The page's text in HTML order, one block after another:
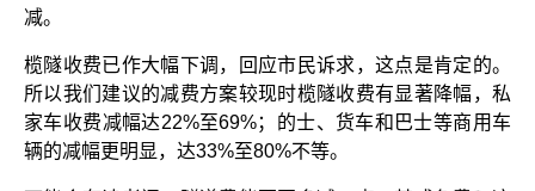
减。
榄隧收费已作大幅下调，回应市民诉求，这点是肯定的。
所以我们建议的减费方案较现时榄隧收费有显著降幅，私
家车收费减幅达22%至69%；的士、货车和巴士等商用车
辆的减幅更明显，达33%至80%不等。